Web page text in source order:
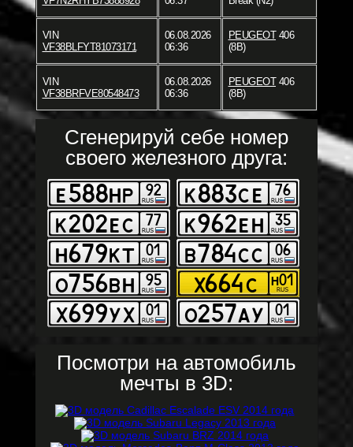
VIN
VF38BLFYT81073171
06.08.2026
06:36
PEUGEOT406
(8B)
VIN
VF38BRFVE80548473
06.08.2026
06:36
PEUGEOT406
(8B)
Сгенерируй себе номер
своего железного друга:
Посмотри на автомобиль
мечты в 3D: